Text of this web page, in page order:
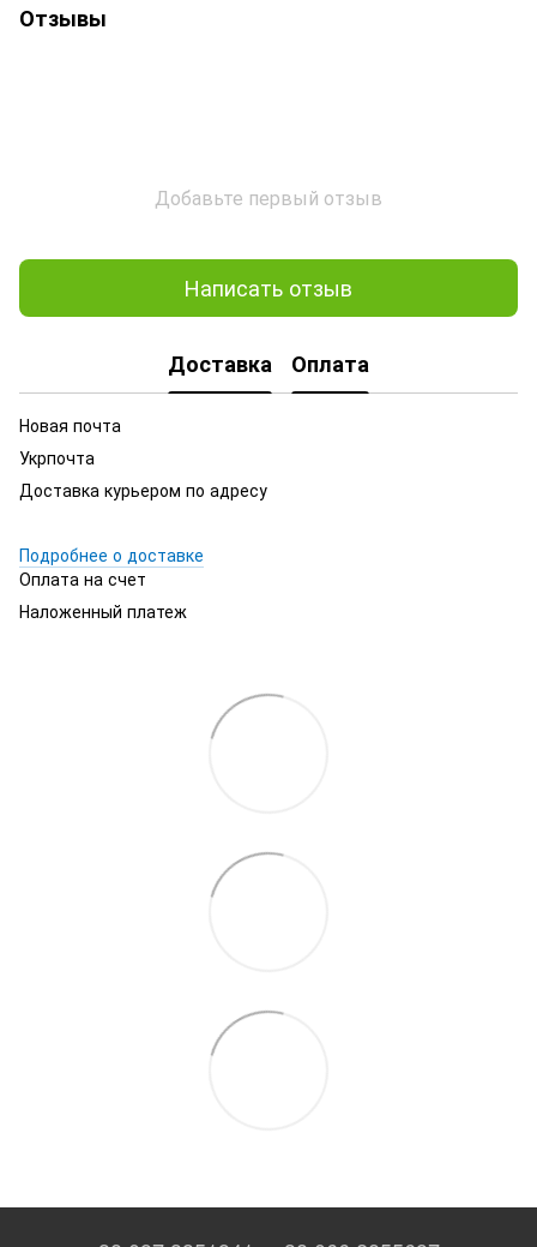
Отзывы
Добавьте первый отзыв
Написать отзыв
Доставка Оплата
Новая почта
Укрпочта
Доставка курьером по адресу
Подробнее о доставке
Оплата на счет
Наложенный платеж